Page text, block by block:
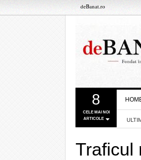
deBanat.ro
8
CELE MAI NOI
ARTICOLE
Traficul